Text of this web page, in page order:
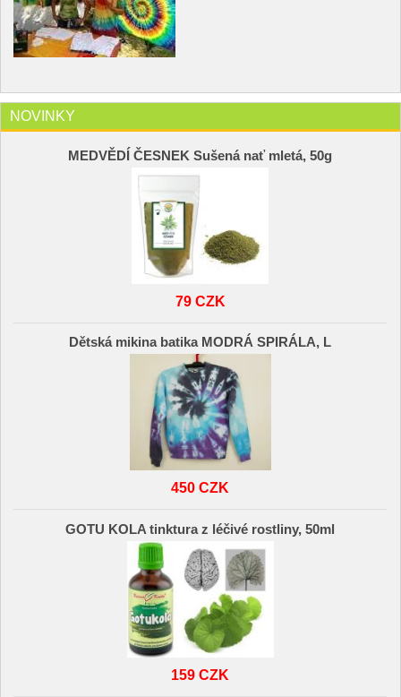
NOVINKY
MEDVĚDÍ ČESNEK Sušená nať mletá, 50g
79 CZK
Dětská mikina batika MODRÁ SPIRÁLA, L
450 CZK
GOTU KOLA tinktura z léčivé rostliny, 50ml
159 CZK